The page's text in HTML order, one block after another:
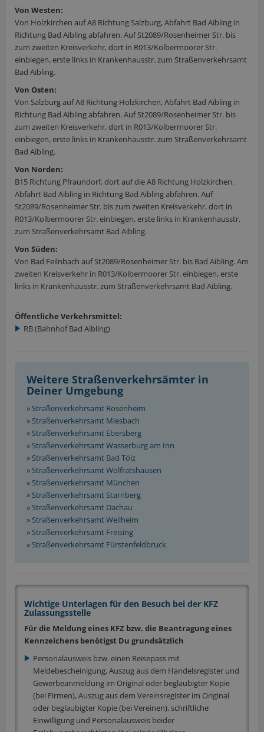
Von Westen:
Von Holzkirchen auf A8 Richtung Salzburg, Abfahrt Bad Aibling in
Richtung Bad Aibling abfahren. Auf St2089/Rosenheimer Str. bis
zum zweiten Kreisverkehr, dort in R013/Kolbermoorer Str.
einbiegen, erste links in Krankenhausstr. zum Straßenverkehrsamt
Bad Aibling.
Von Osten:
Von Salzburg auf A8 Richtung Holzkirchen, Abfahrt Bad Aibling in
Richtung Bad Aibling abfahren. Auf St2089/Rosenheimer Str. bis
zum zweiten Kreisverkehr, dort in R013/Kolbermoorer Str.
einbiegen, erste links in Krankenhausstr. zum Straßenverkehrsamt
Bad Aibling.
Von Norden:
B15 Richtung Pfraundorf, dort auf die A8 Richtung Holzkirchen.
Abfahrt Bad Aibling in Richtung Bad Aibling abfahren. Auf
St2089/Rosenheimer Str. bis zum zweiten Kreisverkehr, dort in
R013/Kolbermoorer Str. einbiegen, erste links in Krankenhausstr.
zum Straßenverkehrsamt Bad Aibling.
Von Süden:
Von Bad Feilnbach auf St2089/Rosenheimer Str. bis Bad Aibling. Am
zweiten Kreisverkehr in R013/Kolbermoorer Str. einbiegen, erste
links in Krankenhausstr. zum Straßenverkehrsamt Bad Aibling.
Öffentliche Verkehrsmittel:
RB (Bahnhof Bad Aibling)
Weitere Straßenverkehrsämter in
Deiner Umgebung
» Straßenverkehrsamt Rosenheim
» Straßenverkehrsamt Miesbach
» Straßenverkehrsamt Ebersberg
» Straßenverkehrsamt Wasserburg am Inn
» Straßenverkehrsamt Bad Tölz
» Straßenverkehrsamt Wolfratshausen
» Straßenverkehrsamt München
» Straßenverkehrsamt Starnberg
» Straßenverkehrsamt Dachau
» Straßenverkehrsamt Weilheim
» Straßenverkehrsamt Freising
» Straßenverkehrsamt Fürstenfeldbruck
Wichtige Unterlagen für den Besuch bei der KFZ
Zulassungsstelle
Für die Meldung eines KFZ bzw. die Beantragung eines
Kennzeichens benötigst Du grundsätzlich
Personalausweis bzw. einen Reisepass mit
Meldebescheinigung, Auszug aus dem Handelsregister und
Gewerbeanmeldung im Original oder beglaubigter Kopie
(bei Firmen), Auszug aus dem Vereinsregister im Original
oder beglaubigter Kopie (bei Vereinen), schriftliche
Einwilligung und Personalausweis beider